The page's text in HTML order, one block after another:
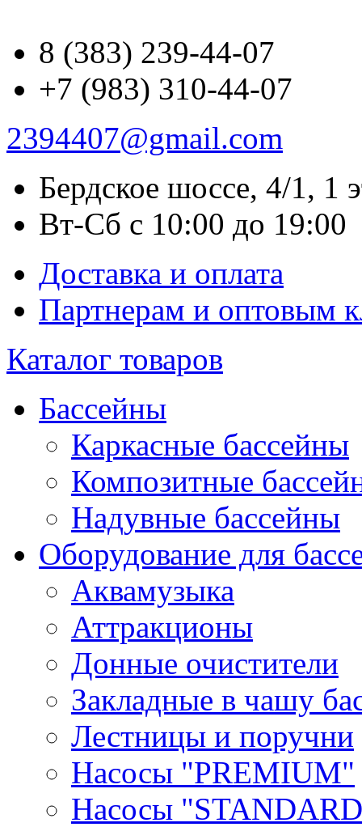
8 (383) 239-44-07
+7 (983) 310-44-07
2394407@gmail.com
Бердское шоссе, 4/1, 1
Вт-Сб с 10:00 до 19:00
Доставка и оплата
Партнерам и оптовым
Каталог товаров
Бассейны
Каркасные бассейны
Композитные
Надувные бассейны
Оборудование для
Аквамузыка
Аттракционы
Донные очистители
Закладные в чашу
Лестницы и поручни
Насосы "PREMIUM"
Насосы